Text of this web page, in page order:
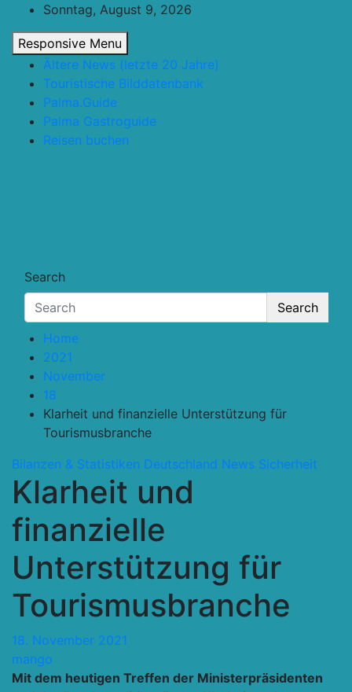
content
Sonntag, August 9, 2026
Responsive Menu
Ältere News (letzte 20 Jahre)
Touristische Bilddatenbank
Palma.Guide
Palma Gastroguide
Reisen buchen
Search
Search
Home
2021
November
18
Klarheit und finanzielle Unterstützung für
Tourismusbranche
Bilanzen & Statistiken Deutschland News Sicherheit
Klarheit und
finanzielle
Unterstützung für
Tourismusbranche
18. November 2021
mango
Mit dem heutigen Treffen der Ministerpräsidenten